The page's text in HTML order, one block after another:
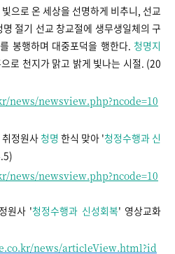
으로 온 세상을 선명하게 비추니, 선교
절기 선교 창교절에 생무생일체의 구
를 봉행하며 대중포덕을 행한다. 청명지
로 천지가 맑고 밝게 빛나는 시절. (20
newsview.php?ncode=10
정원사 청명 한식 맞아 '청정수행과 신
newsview.php?ncode=10
원사 '청정수행과 신성회복' 영상교화
news/articleView.html?id